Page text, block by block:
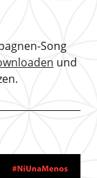
Song
und